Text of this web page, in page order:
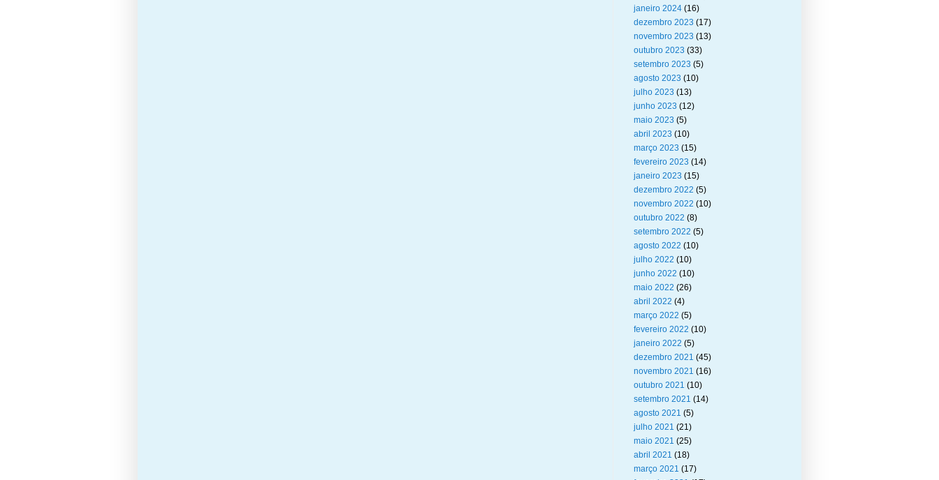
janeiro 2024 (16)
dezembro 2023 (17)
novembro 2023 (13)
outubro 2023 (33)
setembro 2023 (5)
agosto 2023 (10)
julho 2023 (13)
junho 2023 (12)
maio 2023 (5)
abril 2023 (10)
março 2023 (15)
fevereiro 2023 (14)
janeiro 2023 (15)
dezembro 2022 (5)
novembro 2022 (10)
outubro 2022 (8)
setembro 2022 (5)
agosto 2022 (10)
julho 2022 (10)
junho 2022 (10)
maio 2022 (26)
abril 2022 (4)
março 2022 (5)
fevereiro 2022 (10)
janeiro 2022 (5)
dezembro 2021 (45)
novembro 2021 (16)
outubro 2021 (10)
setembro 2021 (14)
agosto 2021 (5)
julho 2021 (21)
maio 2021 (25)
abril 2021 (18)
março 2021 (17)